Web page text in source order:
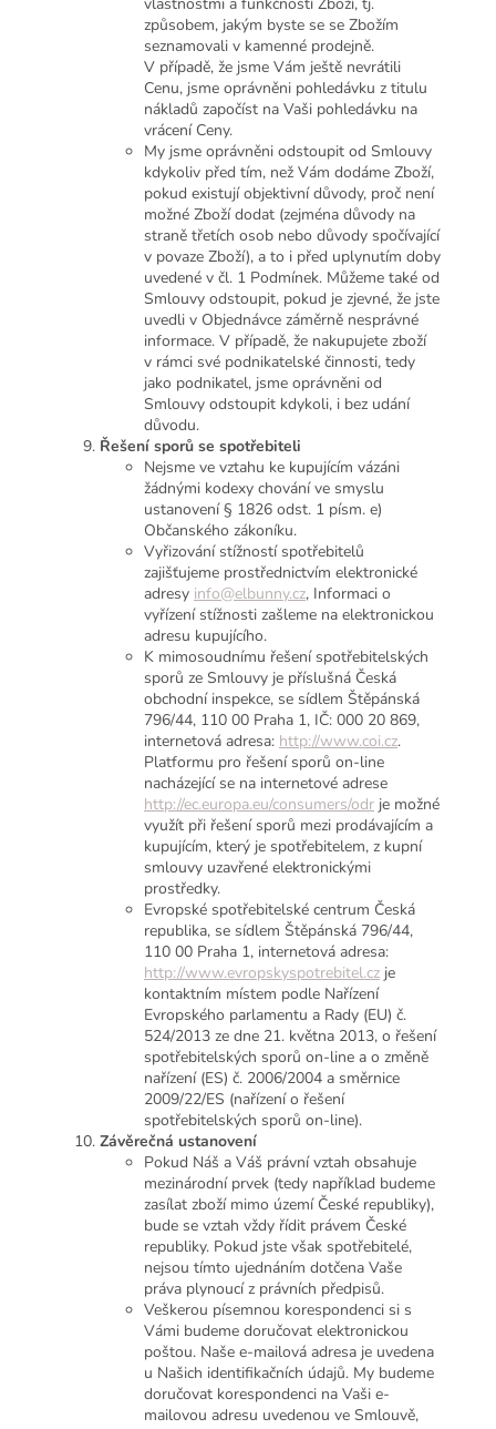
vlastnostmi a funkčností Zboží, tj.
způsobem, jakým byste se se Zbožím
seznamovali v kamenné prodejně.
V případě, že jsme Vám ještě nevrátili
Cenu, jsme oprávněni pohledávku z titulu
nákladů započíst na Vaši pohledávku na
vrácení Ceny.
My jsme oprávněni odstoupit od Smlouvy
kdykoliv před tím, než Vám dodáme Zboží,
pokud existují objektivní důvody, proč není
možné Zboží dodat (zejména důvody na
straně třetích osob nebo důvody spočívající
v povaze Zboží), a to i před uplynutím doby
uvedené v čl. 1 Podmínek. Můžeme také od
Smlouvy odstoupit, pokud je zjevné, že jste
uvedli v Objednávce záměrně nesprávné
informace. V případě, že nakupujete zboží
v rámci své podnikatelské činnosti, tedy
jako podnikatel, jsme oprávněni od
Smlouvy odstoupit kdykoli, i bez udání
důvodu.
Řešení sporů se spotřebiteli
Nejsme ve vztahu ke kupujícím vázáni
žádnými kodexy chování ve smyslu
ustanovení § 1826 odst. 1 písm. e)
Občanského zákoníku.
Vyřizování stížností spotřebitelů
zajišťujeme prostřednictvím elektronické
adresy info@elbunny.cz, Informaci o
vyřízení stížnosti zašleme na elektronickou
adresu kupujícího.
K mimosoudnímu řešení spotřebitelských
sporů ze Smlouvy je příslušná Česká
obchodní inspekce, se sídlem Štěpánská
796/44, 110 00 Praha 1, IČ: 000 20 869,
internetová adresa: http://www.coi.cz.
Platformu pro řešení sporů on-line
nacházející se na internetové adrese
http://ec.europa.eu/consumers/odr je možné
využít při řešení sporů mezi prodávajícím a
kupujícím, který je spotřebitelem, z kupní
smlouvy uzavřené elektronickými
prostředky.
Evropské spotřebitelské centrum Česká
republika, se sídlem Štěpánská 796/44,
110 00 Praha 1, internetová adresa:
http://www.evropskyspotrebitel.cz je
kontaktním místem podle Nařízení
Evropského parlamentu a Rady (EU) č.
524/2013 ze dne 21. května 2013, o řešení
spotřebitelských sporů on-line a o změně
nařízení (ES) č. 2006/2004 a směrnice
2009/22/ES (nařízení o řešení
spotřebitelských sporů on-line).
Závěrečná ustanovení
Pokud Náš a Váš právní vztah obsahuje
mezinárodní prvek (tedy například budeme
zasílat zboží mimo území České republiky),
bude se vztah vždy řídit právem České
republiky. Pokud jste však spotřebitelé,
nejsou tímto ujednáním dotčena Vaše
práva plynoucí z právních předpisů.
Veškerou písemnou korespondenci si s
Vámi budeme doručovat elektronickou
poštou. Naše e-mailová adresa je uvedena
u Našich identifikačních údajů. My budeme
doručovat korespondenci na Vaši e-
mailovou adresu uvedenou ve Smlouvě,